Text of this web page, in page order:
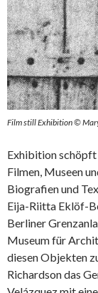
Film still Exhibition ©
Exhibition schöpft
Filmen, Museen
Biografien und
Eija-Riitta Eklöf-
Berliner
Museum für
diesen Objekten
Richardson das